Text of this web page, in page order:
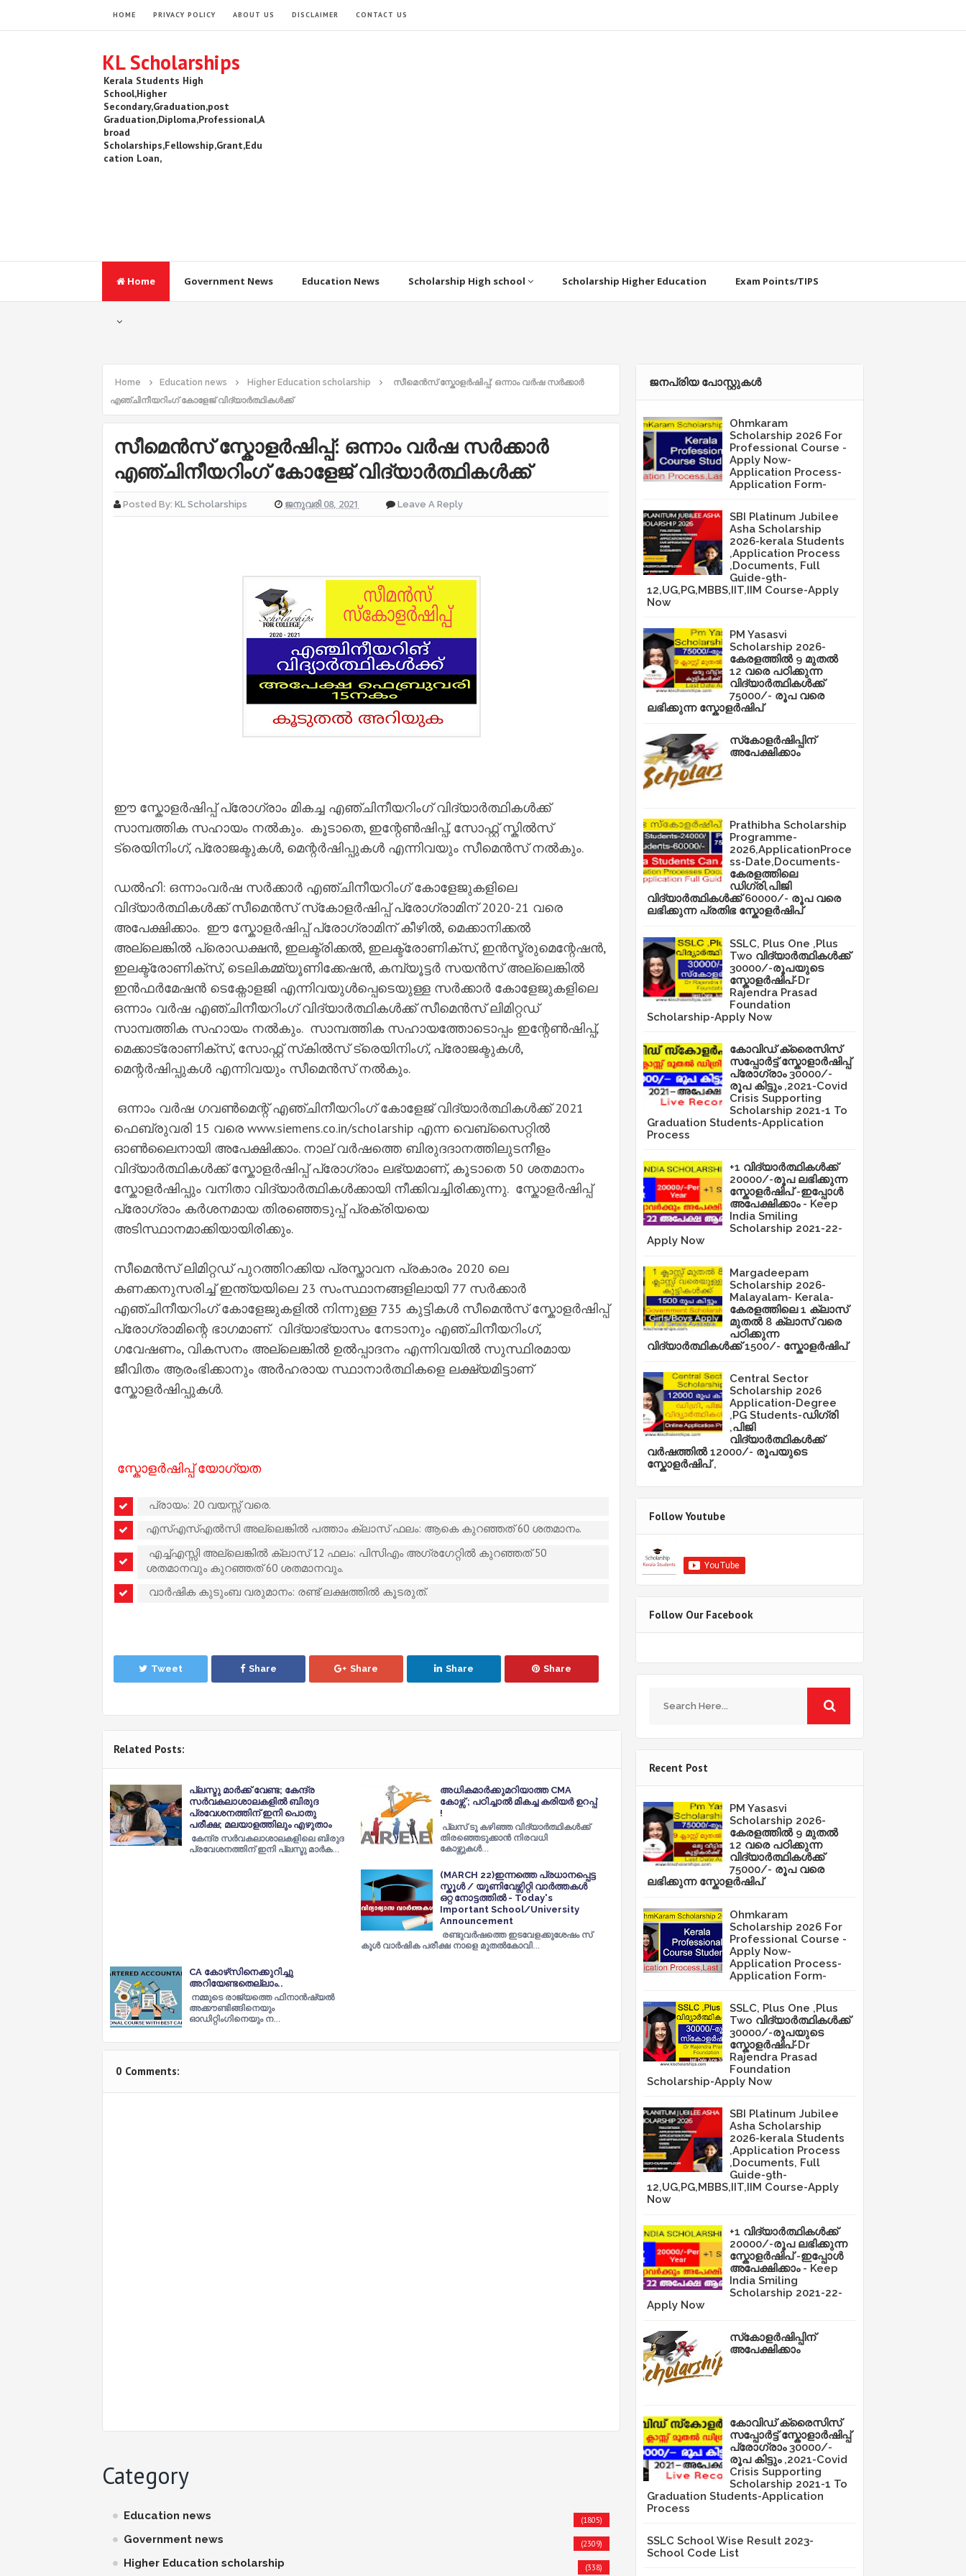
HOME PRIVACY POLICY ABOUT US DISCLAIMER CONTACT US
KL Scholarships
Kerala Students High
School,Higher
Secondary,Graduation,post
Graduation,Diploma,Professional,A
broad
Scholarships,Fellowship,Grant,Edu
cation Loan,
Home Government News Education News Scholarship High school Scholarship Higher Education Exam Points/TIPS
Home Education news Higher Education scholarship
സീമെൻസ് സ്കോളർഷിപ്പ്: ഒന്നാം വർഷ സർക്കാർ
എഞ്ചിനീയറിംഗ് കോളേജ് വിദ്യാർത്ഥികൾക്ക്
സീമെൻസ് സ്കോളർഷിപ്പ്: ഒന്നാം വർഷ സർക്കാർ
എഞ്ചിനീയറിംഗ് കോളേജ് വിദ്യാർത്ഥികൾക്ക്
Posted By: KL Scholarships ജനുവരി 08, 2021 Leave A Reply
ഈ സ്കോളർഷിപ്പ് പ്രോഗ്രാം മികച്ച എഞ്ചിനീയറിംഗ് വിദ്യാർത്ഥികൾക്ക്
സാമ്പത്തിക സഹായം നൽകും. കൂടാതെ, ഇന്റേൺഷിപ്പ്, സോഫ്റ്റ് സ്കിൽസ്
ട്രെയിനിംഗ്, പ്രോജക്ടുകൾ, മെന്റർഷിപ്പുകൾ എന്നിവയും സീമെൻസ് നൽകും.
ഡൽഹി: ഒന്നാംവർഷ സർക്കാർ എഞ്ചിനീയറിംഗ് കോളേജുകളിലെ
വിദ്യാർത്ഥികൾക്ക് സീമെൻസ് സ്‌കോളർഷിപ്പ് പ്രോഗ്രാമിന് 2020-21 വരെ
അപേക്ഷിക്കാം. ഈ സ്കോളർഷിപ്പ് പ്രോഗ്രാമിന് കീഴിൽ, മെക്കാനിക്കൽ
അല്ലെങ്കിൽ പ്രൊഡക്ഷൻ, ഇലക്ട്രിക്കൽ, ഇലക്ട്രോണിക്സ്, ഇൻസ്ട്രുമെന്റേഷൻ,
ഇലക്ട്രോണിക്സ്, ടെലികമ്മ്യൂണിക്കേഷൻ, കമ്പ്യൂട്ടർ സയൻസ് അല്ലെങ്കിൽ
ഇൻഫർമേഷൻ ടെക്നോളജി എന്നിവയുൾപ്പെടെയുള്ള സർക്കാർ കോളേജുകളിലെ
ഒന്നാം വർഷ എഞ്ചിനീയറിംഗ് വിദ്യാർത്ഥികൾക്ക് സീമെൻസ് ലിമിറ്റഡ്
സാമ്പത്തിക സഹായം നൽകും. സാമ്പത്തിക സഹായത്തോടൊപ്പം ഇന്റേൺഷിപ്പ്,
മെക്കാട്രോണിക്‌സ്, സോഫ്റ്റ് സ്‌കിൽസ് ട്രെയിനിംഗ്, പ്രോജക്ടുകൾ,
മെന്റർഷിപ്പുകൾ എന്നിവയും സീമെൻസ് നൽകും.
ഒന്നാം വർഷ ഗവൺമെന്റ് എഞ്ചിനീയറിംഗ് കോളേജ് വിദ്യാർത്ഥികൾക്ക് 2021
ഫെബ്രുവരി 15 വരെ www.siemens.co.in/scholarship എന്ന വെബ്സൈറ്റിൽ
ഓൺലൈനായി അപേക്ഷിക്കാം. നാല് വർഷത്തെ ബിരുദദാനത്തിലുടനീളം
വിദ്യാർത്ഥികൾക്ക് സ്കോളർഷിപ്പ് പ്രോഗ്രാം ലഭ്യമാണ്, കൂടാതെ 50 ശതമാനം
സ്കോളർഷിപ്പും വനിതാ വിദ്യാർത്ഥികൾക്കായി നീക്കിവച്ചിരിക്കുന്നു. സ്കോളർഷിപ്പ്
പ്രോഗ്രാം കർശനമായ തിരഞ്ഞെടുപ്പ് പ്രക്രിയയെ
അടിസ്ഥാനമാക്കിയായിരിക്കും.
സീമെൻസ് ലിമിറ്റഡ് പുറത്തിറക്കിയ പ്രസ്താവന പ്രകാരം 2020 ലെ
കണക്കനുസരിച്ച് ഇന്ത്യയിലെ 23 സംസ്ഥാനങ്ങളിലായി 77 സർക്കാർ
എഞ്ചിനീയറിംഗ് കോളേജുകളിൽ നിന്നുള്ള 735 കുട്ടികൾ സീമെൻസ് സ്കോളർഷിപ്പ്
പ്രോഗ്രാമിന്റെ ഭാഗമാണ്. വിദ്യാഭ്യാസം നേടാനും എഞ്ചിനീയറിംഗ്,
ഗവേഷണം, വികസനം അല്ലെങ്കിൽ ഉൽപ്പാദനം എന്നിവയിൽ സുസ്ഥിരമായ
ജീവിതം ആരംഭിക്കാനും അർഹരായ സ്ഥാനാർത്ഥികളെ ലക്ഷ്യമിട്ടാണ്
സ്കോളർഷിപ്പുകൾ.
സ്കോളർഷിപ്പ് യോഗ്യത
പ്രായം: 20 വയസ്സ് വരെ.
എസ്എസ്എൽസി അല്ലെങ്കിൽ പത്താം ക്ലാസ് ഫലം: ആകെ കുറഞ്ഞത് 60 ശതമാനം.
എച്ച്എസ്സി അല്ലെങ്കിൽ ക്ലാസ് 12 ഫലം: പിസിഎം അഗ്രഗേറ്റിൽ കുറഞ്ഞത് 50
ശതമാനവും കുറഞ്ഞത് 60 ശതമാനവും.
വാർഷിക കുടുംബ വരുമാനം: രണ്ട് ലക്ഷത്തിൽ കൂടരുത്.
Tweet Share Share Share Share
Related Posts:
പ്ലസ്ടു മാര്‍ക്ക് വേണ്ട; കേന്ദ്ര
സര്‍വകലാശാലകളില്‍ ബിരുദ
പ്രവേശനത്തിന് ഇനി പൊതു
പരീക്ഷ; മലയാളത്തിലും എഴുതാം
കേന്ദ്ര സര്‍വകലാശാലകളിലെ ബിരു​ദ
പ്രവേശനത്തിന് ഇനി പ്ലസ്ടു മാര്‍ക…
അധികമാർക്കുമറിയാത്ത CMA
കോഴ്സ് ; പഠിച്ചാൽ മികച്ച കരിയർ ഉറപ്പ്
!
പ്ലസ് ടു കഴിഞ്ഞ വിദ്യാർത്ഥികൾക്ക്
തിരഞ്ഞെടുക്കാൻ നിരവധി
കോഴ്സുകൾ…
(MARCH 22)ഇന്നത്തെ പ്രധാനപ്പെട്ട
സ്കൂൾ / യൂണിവേഴ്സിറ്റി വാർത്തകൾ
ഒറ്റ നോട്ടത്തിൽ - Today's
Important School/University
Announcement
രണ്ടുവർഷത്തെ ഇടവേളക്കുശേഷം സ്​
കൂൾ വാർഷിക പരീക്ഷ നാളെ മുതൽകോ​വി​…
CA കോഴ്‌സിനെക്കുറിച്ചു
അറിയേണ്ടതെല്ലാം..
നമ്മുടെ രാജ്യത്തെ ഫിനാൻഷ്യൽ
അക്കൗണ്ടിങ്ങിനെയും
ഓഡിറ്റിംഗിനെയും ന…
0 Comments:
Category
Education news (1805)
Government news (2309)
Higher Education scholarship (338)
ജനപ്രിയ പോസ്റ്റുകള്‍‌
Ohmkaram
Scholarship 2026 For
Professional Course -
Apply Now-
Application Process-
Application Form-
SBI Platinum Jubilee
Asha Scholarship
2026-kerala Students
,Application Process
,Documents, Full
Guide-9th-
12,UG,PG,MBBS,IIT,IIM Course-Apply
Now
PM Yasasvi
Scholarship 2026-
കേരളത്തിൽ 9 മുതൽ
12 വരെ പഠിക്കുന്ന
വിദ്യാർത്ഥികൾക്ക്
75000/- രൂപ വരെ
ലഭിക്കുന്ന സ്കോളർഷിപ്
സ്‌കോളർഷിപ്പിന്
അപേക്ഷിക്കാം
Prathibha Scholarship
Programme-
2026,ApplicationProce
ss-Date,Documents-
കേരളത്തിലെ
ഡിഗ്രി,പിജി
വിദ്യാർത്ഥികൾക്ക് 60000/- രൂപ വരെ
ലഭിക്കുന്ന പ്രതിഭ സ്കോളർഷിപ്
SSLC, Plus One ,Plus
Two വിദ്യാർത്ഥികൾക്ക്
30000/-രൂപയുടെ
സ്കോളർഷിപ്-Dr
Rajendra Prasad
Foundation
Scholarship-Apply Now
കോവിഡ് ക്രൈസിസ്
സപ്പോർട്ട് സ്കോളാർഷിപ്പ്
പ്രോഗ്രാം 30000/-
രൂപ കിട്ടും ,2021-Covid
Crisis Supporting
Scholarship 2021-1 To
Graduation Students-Application
Process
+1 വിദ്യാർത്ഥികൾക്ക്
20000/-രൂപ ലഭിക്കുന്ന
സ്കോളർഷിപ് -ഇപ്പോൾ
അപേക്ഷിക്കാം - Keep
India Smiling
Scholarship 2021-22-
Apply Now
Margadeepam
Scholarship 2026-
Malayalam- Kerala-
കേരളത്തിലെ 1 ക്ലാസ്
മുതൽ 8 ക്ലാസ് വരെ
പഠിക്കുന്ന
വിദ്യാർത്ഥികൾക്ക് 1500/- സ്കോളർഷിപ്
Central Sector
Scholarship 2026
Application-Degree
,PG Students-ഡിഗ്രി
,പിജി
വിദ്യാർത്ഥികൾക്ക്
വർഷത്തിൽ 12000/- രൂപയുടെ
സ്കോളർഷിപ് ,
Follow Youtube
Follow Our Facebook
Recent Post
PM Yasasvi
Scholarship 2026-
കേരളത്തിൽ 9 മുതൽ
12 വരെ പഠിക്കുന്ന
വിദ്യാർത്ഥികൾക്ക്
75000/- രൂപ വരെ
ലഭിക്കുന്ന സ്കോളർഷിപ്
Ohmkaram
Scholarship 2026 For
Professional Course -
Apply Now-
Application Process-
Application Form-
SSLC, Plus One ,Plus
Two വിദ്യാർത്ഥികൾക്ക്
30000/-രൂപയുടെ
സ്കോളർഷിപ്-Dr
Rajendra Prasad
Foundation
Scholarship-Apply Now
SBI Platinum Jubilee
Asha Scholarship
2026-kerala Students
,Application Process
,Documents, Full
Guide-9th-
12,UG,PG,MBBS,IIT,IIM Course-Apply
Now
+1 വിദ്യാർത്ഥികൾക്ക്
20000/-രൂപ ലഭിക്കുന്ന
സ്കോളർഷിപ് -ഇപ്പോൾ
അപേക്ഷിക്കാം - Keep
India Smiling
Scholarship 2021-22-
Apply Now
സ്‌കോളർഷിപ്പിന്
അപേക്ഷിക്കാം
കോവിഡ് ക്രൈസിസ്
സപ്പോർട്ട് സ്കോളാർഷിപ്പ്
പ്രോഗ്രാം 30000/-
രൂപ കിട്ടും ,2021-Covid
Crisis Supporting
Scholarship 2021-1 To
Graduation Students-Application
Process
SSLC School Wise Result 2023-
School Code List